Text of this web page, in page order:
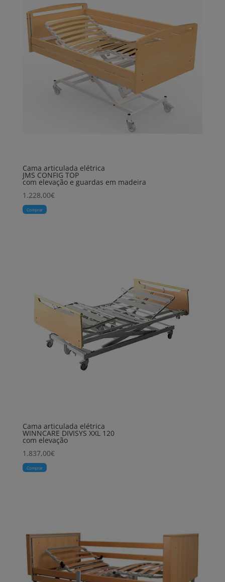
Cama articulada elétrica
JMS CONFIG TOP
com elevação e guardas em madeira
1.228,00€
Comprar
Cama articulada elétrica
WINNCARE DIVISYS XXL 120
com elevação
1.837,00€
Comprar